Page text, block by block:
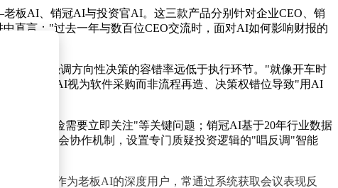
板AI、销冠AI与投资官AI。这三款产品分别针对企业CEO、销
直言："过去一年与数百位CEO交流时，面对AI如何影响财报的
公式，强调方向性决策的容错率远低于执行环节。"就像开车时
、企业将AI视为软件采购而非流程再造、决策权错位导致"用AI
会议风险需要立即关注"等关键问题；销冠AI基于20年行业数据
模拟投委会协作机制，设置专门质疑投资逻辑的"唱反调"智能
透露自己作为老板AI的深度用户，常通过系统获取会议表现反